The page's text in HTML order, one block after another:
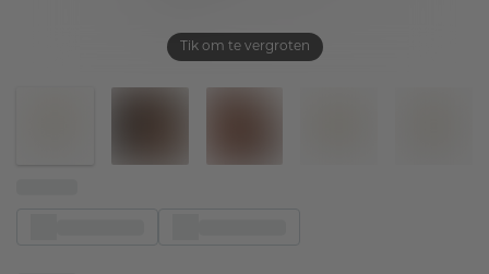
Tik om te vergroten